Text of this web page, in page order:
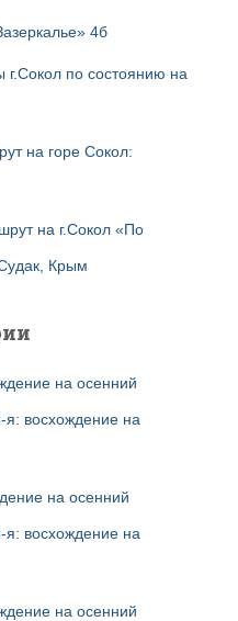
4б
по состоянию на
на горе Сокол:
на г.Сокол «По
Крым
на осенний
я: восхождение на
на осенний
я: восхождение на
на осенний